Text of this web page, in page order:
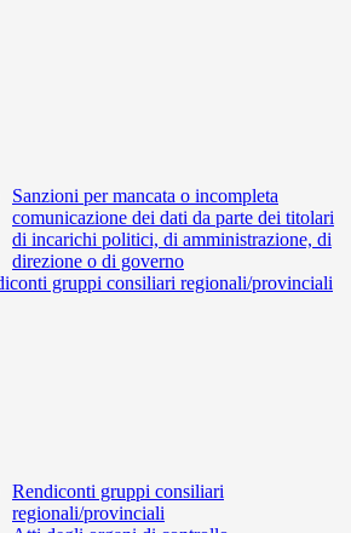
Sanzioni per mancata o incompleta
comunicazione dei dati da parte dei titolari
di incarichi politici, di amministrazione, di
direzione o di governo
gruppi consiliari regionali/provinciali
Rendiconti gruppi consiliari
regionali/provinciali